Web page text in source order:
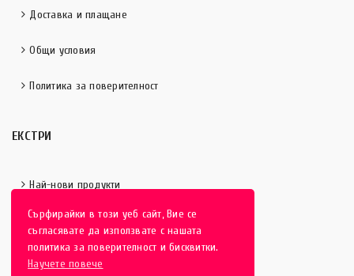
Сърфирайки в този уеб сайт, Вие се
съгласявате да използвате с нашата
политика за поверителност и бисквитки.
Научете повече
Доставка и плащане
Общи условия
Политика за поверителност
ЕКСТРИ
Най-нови продукти
Отличени продукти